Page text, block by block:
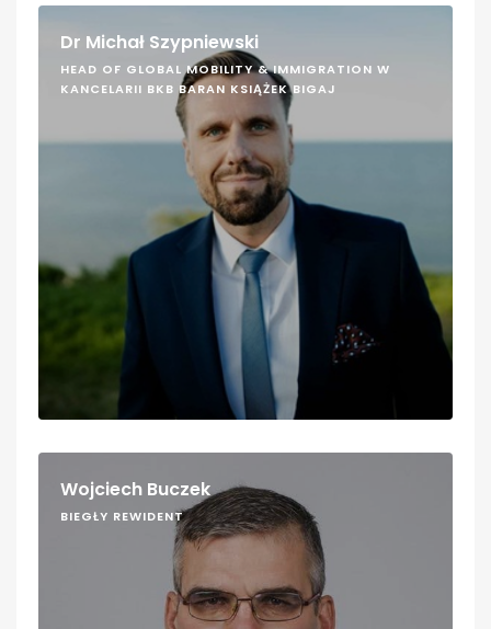
Dr Michał Szypniewski
HEAD OF GLOBAL MOBILITY & IMMIGRATION W
KANCELARII BKB BARAN KSIĄŻEK BIGAJ
Wojciech Buczek
BIEGŁY REWIDENT